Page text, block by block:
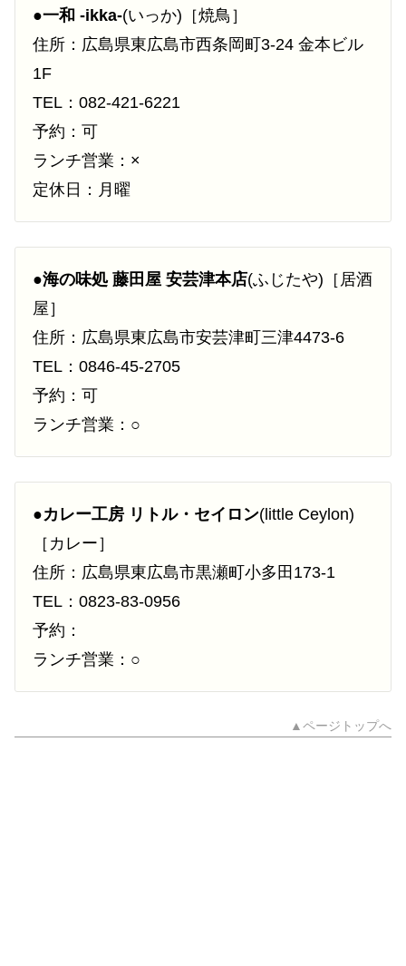
●一和 -ikka-(いっか)［焼鳥］
住所：広島県東広島市西条岡町3-24 金本ビル
1F
TEL：082-421-6221
予約：可
ランチ営業：×
定休日：月曜
●海の味処 藤田屋 安芸津本店(ふじたや)［居酒
屋］
住所：広島県東広島市安芸津町三津4473-6
TEL：0846-45-2705
予約：可
ランチ営業：○
●カレー工房 リトル・セイロン(little Ceylon)
［カレー］
住所：広島県東広島市黒瀬町小多田173-1
TEL：0823-83-0956
予約：
ランチ営業：○
▲ページトップへ